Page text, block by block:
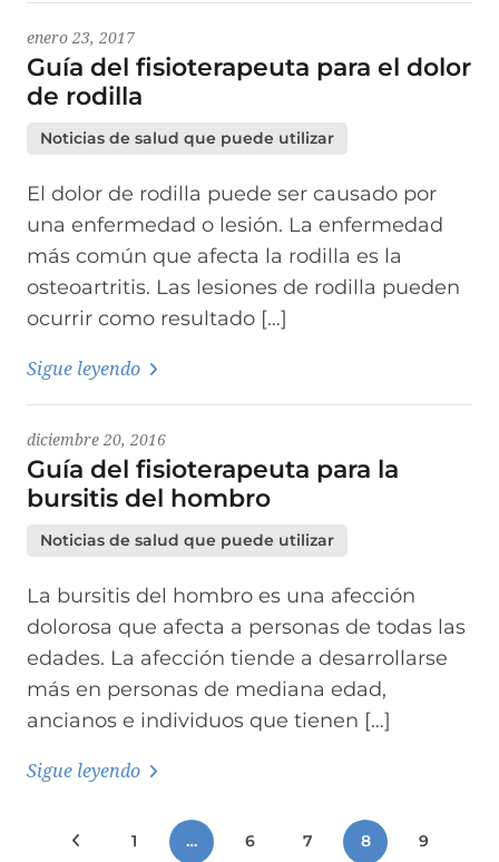
enero 23, 2017
Guía del fisioterapeuta para el dolor
de rodilla
Noticias de salud que puede utilizar
El dolor de rodilla puede ser causado por
una enfermedad o lesión. La enfermedad
más común que afecta la rodilla es la
osteoartritis. Las lesiones de rodilla pueden
ocurrir como resultado […]
Sigue leyendo
diciembre 20, 2016
Guía del fisioterapeuta para la
bursitis del hombro
Noticias de salud que puede utilizar
La bursitis del hombro es una afección
dolorosa que afecta a personas de todas las
edades. La afección tiende a desarrollarse
más en personas de mediana edad,
ancianos e individuos que tienen […]
Sigue leyendo
Paginación
Publicaciones anteriores
1 … 6 7 8 9